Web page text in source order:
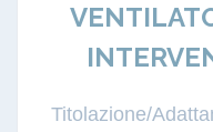
Titolazione/